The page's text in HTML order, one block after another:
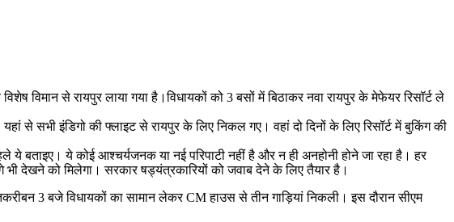
विमान से रायपुर लाया गया है।विधायकों को 3 बसों में बिठाकर नवा रायपुर के मेफेयर रिसॉर्ट ले
से सभी इंडिगो की फ्लाइट से रायपुर के लिए निकल गए। वहां दो दिनों के लिए रिसॉर्ट में बुकिंग की
बताइए। ये कोई आश्चर्यजनक या नई परिपाटी नहीं है और न ही अनहोनी होने जा रहा है। हर
देखने को मिलेगा। सरकार षड्यंत्रकारियों को जवाब देने के लिए तैयार है।
3 बजे विधायकों का सामान लेकर CM हाउस से तीन गाड़ियां निकली। इस दौरान सीएम